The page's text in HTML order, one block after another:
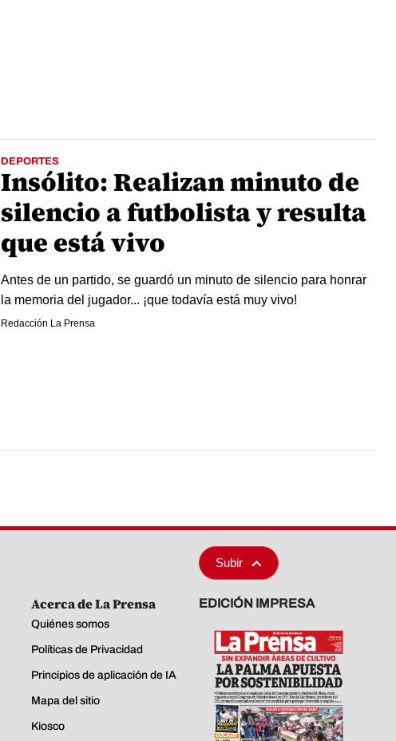
DEPORTES
Insólito: Realizan minuto de
silencio a futbolista y resulta
que está vivo
Antes de un partido, se guardó un minuto de silencio para honrar
la memoria del jugador... ¡que todavía está muy vivo!
Redacción La Prensa
Subir
Acerca de La Prensa
Quiénes somos
Políticas de Privacidad
Principios de aplicación de IA
Mapa del sitio
Kiosco
EDICIÓN IMPRESA